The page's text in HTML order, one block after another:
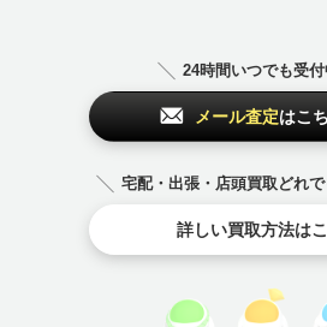
24時間いつでも受付
メール査定はこ
宅配・出張・店頭買取どれで
詳しい買取方法は